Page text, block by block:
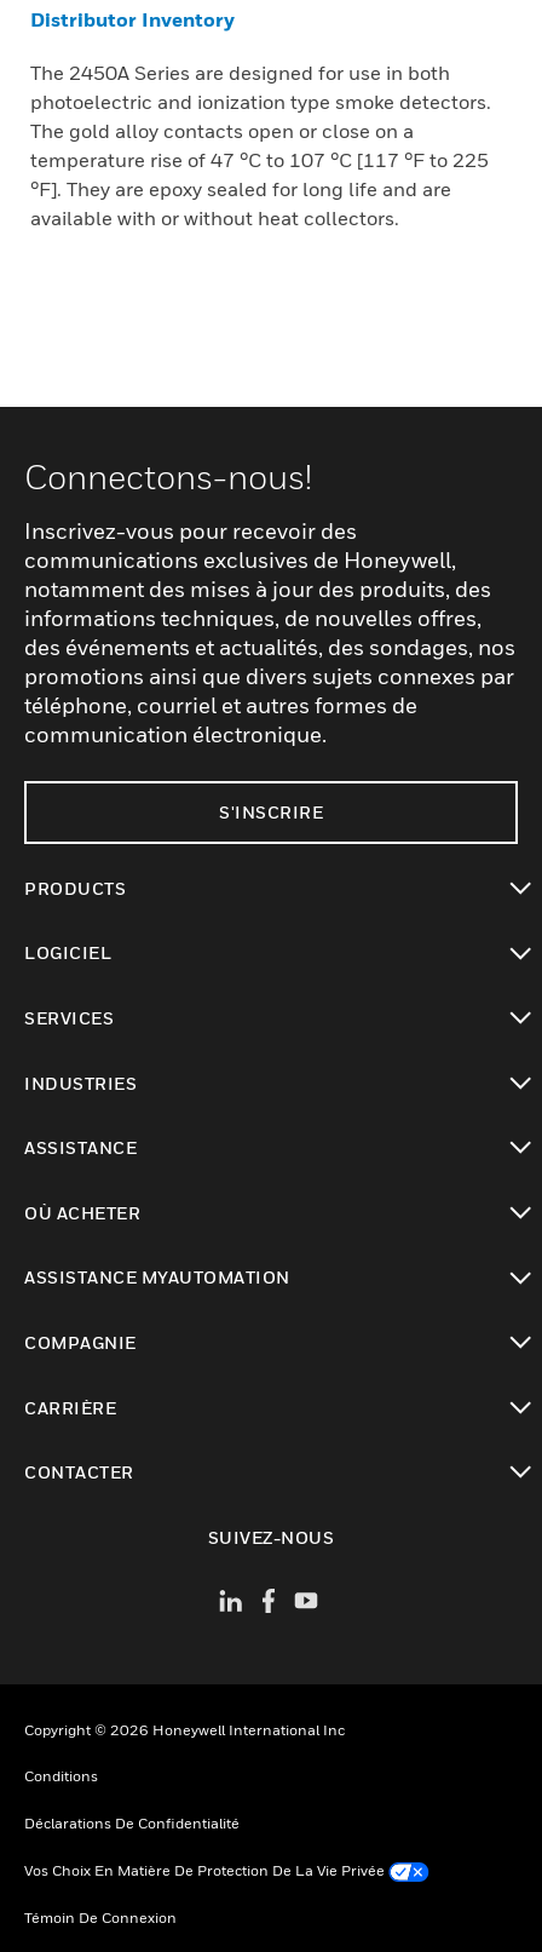
Distributor Inventory
The 2450A Series are designed for use in both
photoelectric and ionization type smoke detectors.
The gold alloy contacts open or close on a
temperature rise of 47 °C to 107 °C [117 °F to 225
°F]. They are epoxy sealed for long life and are
available with or without heat collectors.
Connectons-nous!
Inscrivez-vous pour recevoir des
communications exclusives de Honeywell,
notamment des mises à jour des produits, des
informations techniques, de nouvelles offres,
des événements et actualités, des sondages, nos
promotions ainsi que divers sujets connexes par
téléphone, courriel et autres formes de
communication électronique.
S'INSCRIRE
PRODUCTS
LOGICIEL
SERVICES
INDUSTRIES
ASSISTANCE
OÙ ACHETER
ASSISTANCE MYAUTOMATION
COMPAGNIE
CARRIÈRE
CONTACTER
SUIVEZ-NOUS
Copyright © 2026 Honeywell International Inc
Conditions
Déclarations De Confidentialité
Vos Choix En Matière De Protection De La Vie Privée
Témoin De Connexion